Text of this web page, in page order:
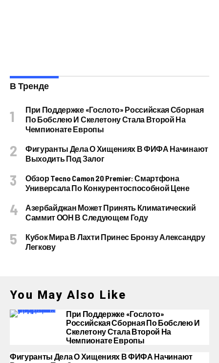
В Тренде
При Поддержке «Гослото» Российская Сборная
По Бобслею И Скелетону Стала Второй На
Чемпионате Европы
Фигуранты Дела О Хищениях В ФИФА Начинают
Выходить Под Залог
Обзор Tecno Camon 20 Premier: Смартфона
Универсала По Конкурентоспособной Цене
Азербайджан Может Принять Климатический
Саммит ООН В Следующем Году
Кубок Мира В Лахти Принес Бронзу Александру
Легкову
You May Also Like
При Поддержке «Гослото»
Российская Сборная По Бобслею И
Скелетону Стала Второй На
Чемпионате Европы
Фигуранты Дела О Хищениях В ФИФА Начинают